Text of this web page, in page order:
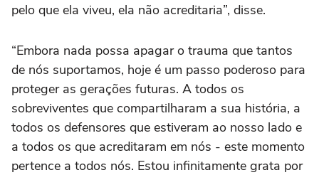
pelo que ela viveu, ela não acreditaria”, disse.
“Embora nada possa apagar o trauma que tantos
de nós suportamos, hoje é um passo poderoso para
proteger as gerações futuras. A todos os
sobreviventes que compartilharam a sua história, a
todos os defensores que estiveram ao nosso lado e
a todos os que acreditaram em nós - este momento
pertence a todos nós. Estou infinitamente grata por